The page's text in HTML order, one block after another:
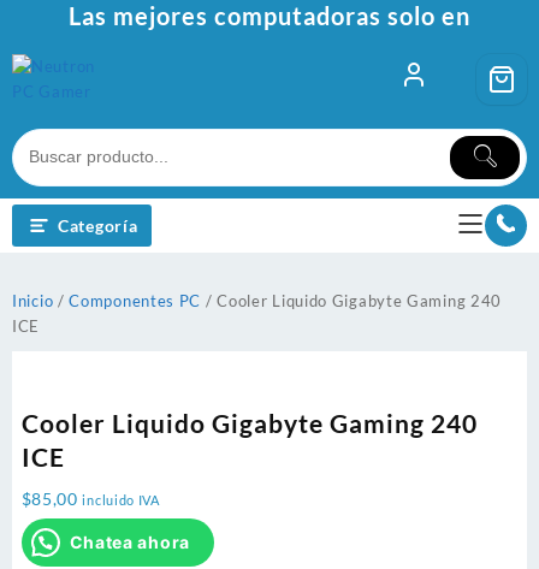
contenido
Las mejores computadoras solo en
Categoría
Inicio /Componentes PC / Cooler Liquido Gigabyte Gaming 240
ICE
Cooler Liquido Gigabyte Gaming 240
ICE
$85,00 incluido IVA
Chatea ahora